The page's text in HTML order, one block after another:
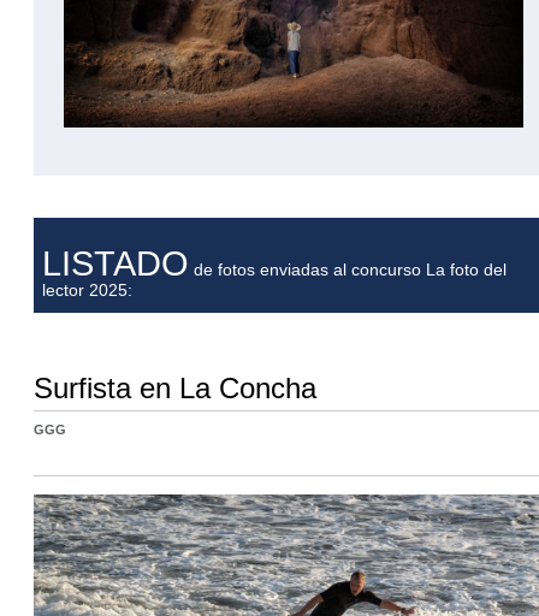
LISTADO de fotos enviadas al concurso La foto del
lector 2025:
Surfista en La Concha
GGG